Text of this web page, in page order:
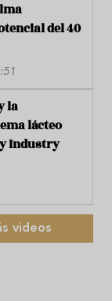
del 40
la
lácteo
Industry
videos